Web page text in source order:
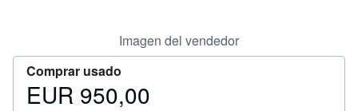
Imagen del vendedor
Comprar usado
Precio
EUR 950,00